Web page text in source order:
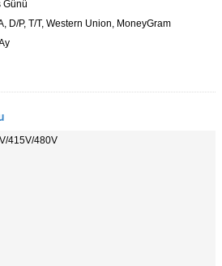
Günü
D/P, T/T, Western Union, MoneyGram
415V/480V